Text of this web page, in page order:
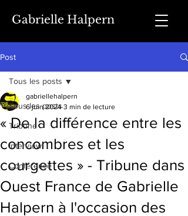
Gabrielle Halpern
Post
Tous les posts
Tribune
Interview
Conférence
Tous les posts
« De la différence entre les
concombres et les
courgettes » - Tribune dans
Ouest France de Gabrielle
Halpern à l'occasion des
gabriellehalpern
6 juin 2024 3 min de lecture